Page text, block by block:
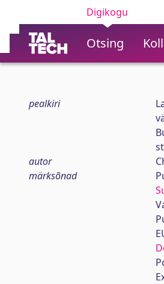
Digikogu
Otsing
pealkiri
autor
märksõnad